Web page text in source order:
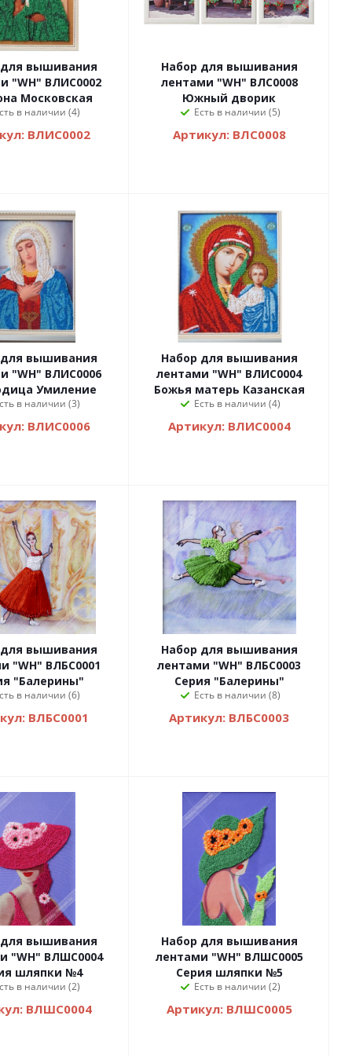
вышивания
"WH" ВЛИС0002
Московская
в наличии (4)
ВЛИС0002
Набор для вышивания
лентами "WH" ВЛС0008
Южный дворик
Есть в наличии (5)
Артикул: ВЛС0008
вышивания
"WH" ВЛИС0006
Умиление
в наличии (3)
ВЛИС0006
Набор для вышивания
лентами "WH" ВЛИС0004
Божья матерь Казанская
Есть в наличии (4)
Артикул: ВЛИС0004
вышивания
"WH" ВЛБС0001
"Балерины"
в наличии (6)
ВЛБС0001
Набор для вышивания
лентами "WH" ВЛБС0003
Серия "Балерины"
Есть в наличии (8)
Артикул: ВЛБС0003
вышивания
"WH" ВЛШС0004
шляпки №4
в наличии (2)
ВЛШС0004
Набор для вышивания
лентами "WH" ВЛШС0005
Серия шляпки №5
Есть в наличии (2)
Артикул: ВЛШС0005